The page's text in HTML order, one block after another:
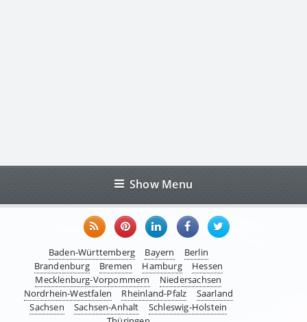
Show Menu
Baden-Württemberg Bayern
Berlin
Brandenburg
Bremen Hamburg
Hessen
Mecklenburg-Vorpommern
Niedersachsen
Nordrhein-Westfalen
Rheinland-Pfalz
Saarland
Sachsen
Sachsen-Anhalt
Schleswig-Holstein